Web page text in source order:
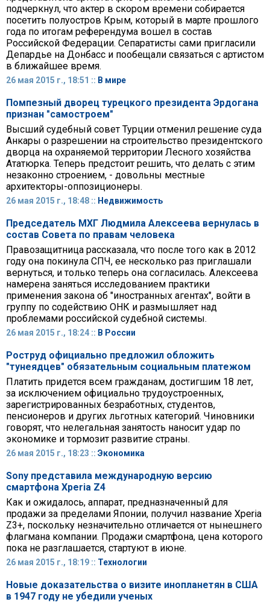
подчеркнул, что актер в скором времени собирается
посетить полуостров Крым, который в марте прошлого
года по итогам референдума вошел в состав
Российской Федерации. Сепаратисты сами пригласили
Депардье на Донбасс и пообещали связаться с артистом
в ближайшее время.
26 мая 2015 г., 18:51 :: В мире
Помпезный дворец турецкого президента Эрдогана
признан "самостроем"
Высший судебный совет Турции отменил решение суда
Анкары о разрешении на строительство президентского
дворца на охраняемой территории Лесного хозяйства
Ататюрка. Теперь предстоит решить, что делать с этим
незаконно строением, - довольны местные
архитекторы-оппозиционеры.
26 мая 2015 г., 18:48 :: Недвижимость
Председатель МХГ Людмила Алексеева вернулась в
состав Совета по правам человека
Правозащитница рассказала, что после того как в 2012
году она покинула СПЧ, ее несколько раз приглашали
вернуться, и только теперь она согласилась. Алексеева
намерена заняться исследованием практики
применения закона об "иностранных агентах", войти в
группу по содействию ОНК и размышляет над
проблемами российской судебной системы.
26 мая 2015 г., 18:24 :: В России
Роструд официально предложил обложить
"тунеядцев" обязательным социальным платежом
Платить придется всем гражданам, достигшим 18 лет,
за исключением официально трудоустроенных,
зарегистрированных безработных, студентов,
пенсионеров и других льготных категорий. Чиновники
говорят, что нелегальная занятость наносит удар по
экономике и тормозит развитие страны.
26 мая 2015 г., 18:23 :: Экономика
Sony представила международную версию
смартфона Xperia Z4
Как и ожидалось, аппарат, предназначенный для
продажи за пределами Японии, получил название Xperia
Z3+, поскольку незначительно отличается от нынешнего
флагмана компании. Продажи смартфона, цена которого
пока не разглашается, стартуют в июне.
26 мая 2015 г., 18:19 :: Технологии
Новые доказательства о визите инопланетян в США
в 1947 году не убедили ученых